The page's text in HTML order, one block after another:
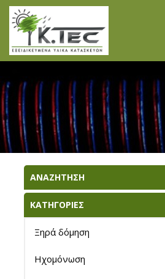
ΑΝΑΖΗΤΗΣΗ
ΚΑΤΗΓΟΡΙΕΣ
Ξηρά δόμηση
Ηχομόνωση